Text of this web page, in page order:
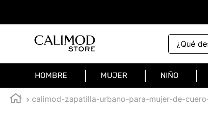
¿Qué
HOMBRE MUJER NIÑO
calimod-zapatilla-urbano-para-mujer-de-